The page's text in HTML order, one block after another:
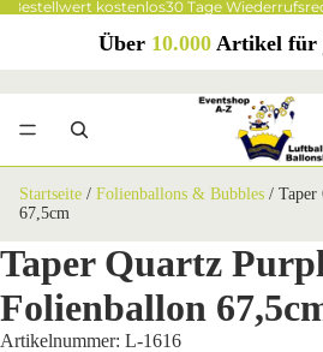
Bestellwert kostenlos30 Tage
Über 10.000 Artikel für
Startseite / Folienballons & Bubbles / Taper
67,5cm
Taper Quartz
Folienballon
Artikelnummer: L-1616